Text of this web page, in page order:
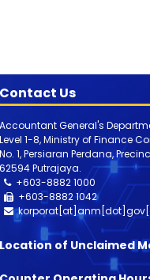
Contact Us
Accountant General's
Level 1-8, Ministry of Finance
No. 1, Persiaran Perdana,
62594 Putrajaya.
+603-8882 1000
+603-88821042
Location of Unclaimed